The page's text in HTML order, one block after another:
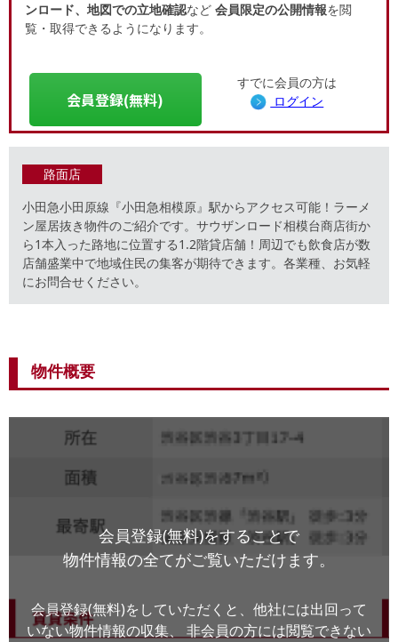
ンロード、地図での立地確認など 会員限定の公開情報を閲
覧・取得できるようになります。
会員登録(無料)
すでに会員の方は
ログイン
路面店
小田急小田原線『小田急相模原』駅からアクセス可能！ラーメ
ン屋居抜き物件のご紹介です。サウザンロード相模台商店街か
ら1本入った路地に位置する1.2階貸店舗！周辺でも飲食店が数
店舗盛業中で地域住民の集客が期待できます。各業種、お気軽
にお問合せください。
物件概要
会員登録(無料)をすることで
物件情報の全てがご覧いただけます。
会員登録(無料)をしていただくと、他社には出回って
いない物件情報の収集、
非会員の方には閲覧できない